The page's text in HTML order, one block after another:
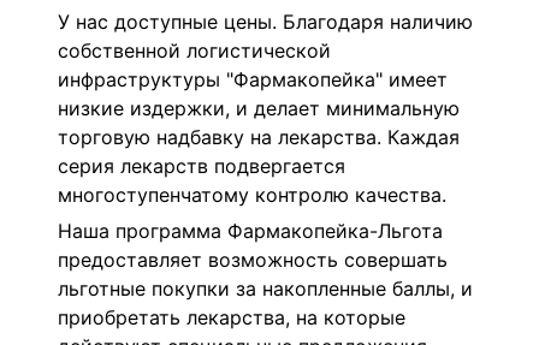
У нас доступные цены. Благодаря наличию
собственной логистической
инфраструктуры "Фармакопейка" имеет
низкие издержки, и делает минимальную
торговую надбавку на лекарства. Каждая
серия лекарств подвергается
многоступенчатому контролю качества.
Наша программа Фармакопейка-Льгота
предоставляет возможность совершать
льготные покупки за накопленные баллы, и
приобретать лекарства, на которые